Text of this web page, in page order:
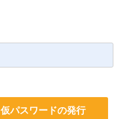
仮パスワードの発行